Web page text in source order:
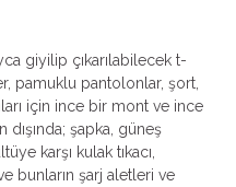
giyilip çıkarılabilecek t-
pamuklu pantolonlar, şort,
için ince bir mont ve ince
dışında; şapka, güneş
karşı kulak tıkacı,
bunların şarj aletleri ve